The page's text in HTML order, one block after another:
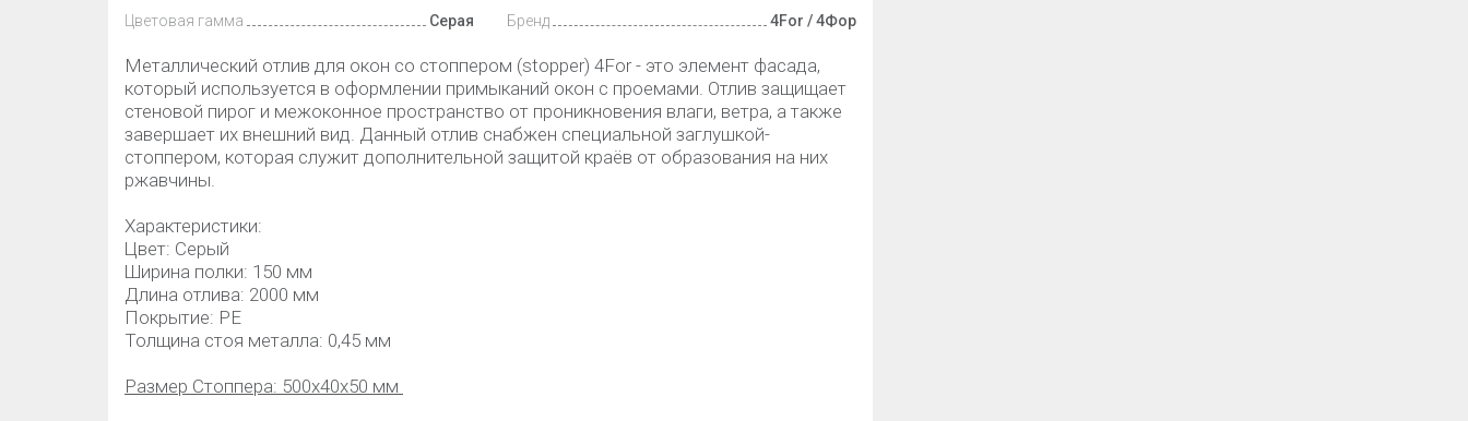
Цветовая гамма Серая Бренд 4For / 4Фор
Металлический отлив для окон со стоппером (stopper) 4For - это элемент фасада,
который используется в оформлении примыканий окон с проемами. Отлив защищает
стеновой пирог и межоконное пространство от проникновения влаги, ветра, а также
завершает их внешний вид. Данный отлив снабжен специальной заглушкой-
стоппером, которая служит дополнительной защитой краёв от образования на них
ржавчины.
Характеристики:
Цвет: Серый
Ширина полки: 150 мм
Длина отлива: 2000 мм
Покрытие: PE
Толщина стоя металла: 0,45 мм
Размер Cтоппера: 500х40х50 мм